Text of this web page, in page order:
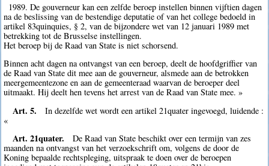
1989. De gouverneur kan een zelfde beroep instellen binnen vijftien dagen
na de beslissing van de bestendige deputatie of van het college bedoeld in
artikel 83quinquies, § 2, van de bijzondere wet van 12 januari 1989 met
betrekking tot de Brusselse instellingen.
Het beroep bij de Raad van State is niet schorsend.
Binnen acht dagen na ontvangst van een beroep, deelt de hoofdgriffier van
de Raad van State dit mee aan de gouverneur, alsmede aan de betrokken
meergemeentezone en aan de gemeenteraad waarvan de beroeper deel
uitmaakt. Hij deelt hen tevens het arrest van de Raad van State mee. »
Art. 5.
In dezelfde wet wordt een artikel 21quater ingevoegd, luidende :
«
Art. 21quater.
De Raad van State beschikt over een termijn van zes
maanden na ontvangst van het verzoekschrift om, volgens de door de
Koning bepaalde rechtspleging, uitspraak te doen over de beroepen